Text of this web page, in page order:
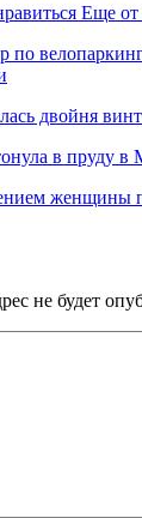
Еще от
по
двойня
в пруду в
не будет